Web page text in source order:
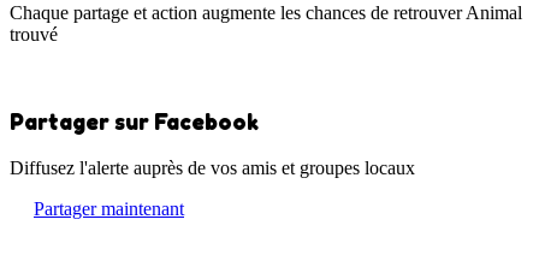
Chaque partage et action augmente les chances de retrouver Animal
trouvé
Partager sur Facebook
Diffusez l'alerte auprès de vos amis et groupes locaux
Partager maintenant